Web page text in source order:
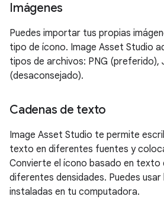
Imágenes
Puedes importar tus propias
tipo de ícono. Image Asset Studio
tipos de archivos: PNG (preferido),
(desaconsejado).
Cadenas de texto
Image Asset Studio te permite
texto en diferentes fuentes y
Convierte el ícono basado en texto
diferentes densidades. Puedes
instaladas en tu computadora.